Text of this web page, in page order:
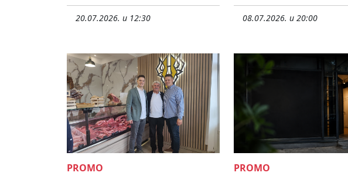
20.07.2026. u 12:30 08.07.2026. u 20:00
PROMO PROMO